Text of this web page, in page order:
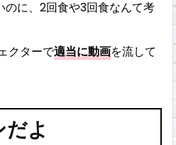
のに、2回食や3回食なんて考
クターで適当に動画を流して
よ